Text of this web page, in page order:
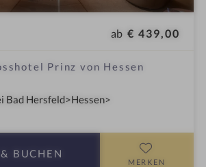
ab € 439,00
Prinz von Hessen
Bad Hersfeld Hessen
& BUCHEN
MERKEN